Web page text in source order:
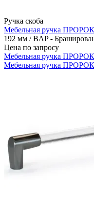
Ручка скоба
Мебельная ручка
192 мм / BAP -
Цена по запросу
Мебельная ручка
Мебельная ручка